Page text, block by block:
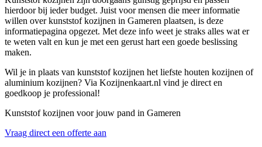
hierdoor bij ieder budget. Juist voor mensen die meer informatie
willen over kunststof kozijnen in Gameren plaatsen, is deze
informatiepagina opgezet. Met deze info weet je straks alles wat er
te weten valt en kun je met een gerust hart een goede beslissing
maken.
Wil je in plaats van kunststof kozijnen het liefste houten kozijnen of
aluminium kozijnen? Via Kozijnenkaart.nl vind je direct en
goedkoop je professional!
Kunststof kozijnen voor jouw pand in Gameren
Vraag direct een offerte aan